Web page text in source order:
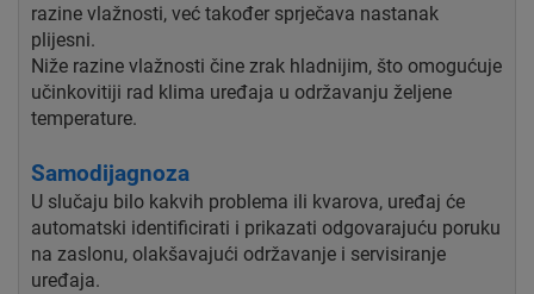
razine vlažnosti, već također sprječava nastanak
plijesni.
Niže razine vlažnosti čine zrak hladnijim, što omogućuje
učinkovitiji rad klima uređaja u održavanju željene
temperature.
Samodijagnoza
U slučaju bilo kakvih problema ili kvarova, uređaj će
automatski identificirati i prikazati odgovarajuću poruku
na zaslonu, olakšavajući održavanje i servisiranje
uređaja.